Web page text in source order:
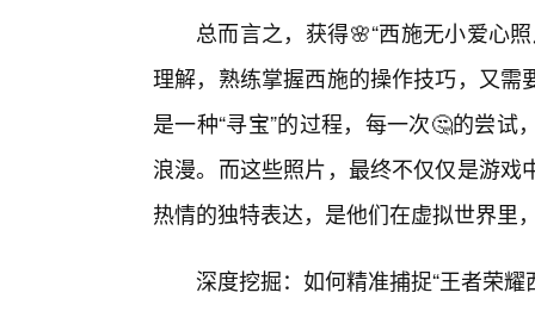
总而言之，获得🌸“西施无小爱心
理解，熟练掌握西施的操作技巧，又
是一种“寻宝”的过程，每一次🤔的尝
浪漫。而这些照片，最终不仅仅是游
热情的独特表达，是他们在虚拟世界里
深度挖掘：如何精准捕捉“王者荣